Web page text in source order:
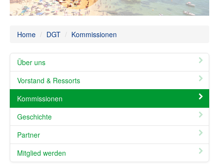
Awards
Home / DGT / Kommissionen
Über uns
Vorstand & Ressorts
Kommissionen
Geschichte
Partner
Mitglied werden